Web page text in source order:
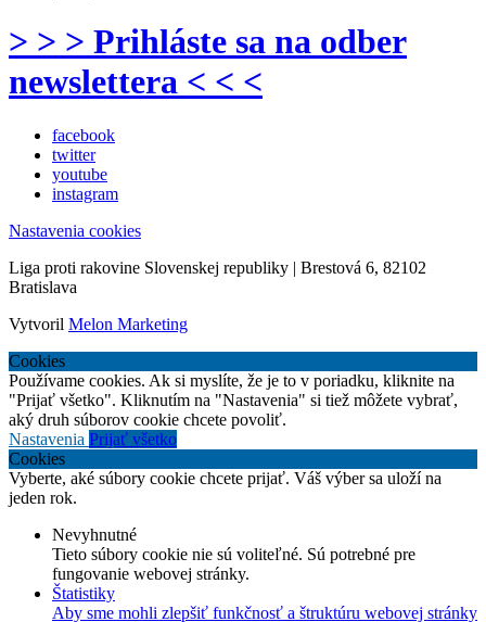
> > > Prihláste sa na odber
newslettera < < <
facebook
twitter
youtube
instagram
Nastavenia cookies
Liga proti rakovine Slovenskej republiky | Brestová 6, 82102
Bratislava
Vytvoril Melon Marketing
Cookies
Používame cookies. Ak si myslíte, že je to v poriadku, kliknite na
"Prijať všetko". Kliknutím na "Nastavenia" si tiež môžete vybrať,
aký druh súborov cookie chcete povoliť.
Nastavenia Prijať všetko
Cookies
Vyberte, aké súbory cookie chcete prijať. Váš výber sa uloží na
jeden rok.
Nevyhnutné
Tieto súbory cookie nie sú voliteľné. Sú potrebné pre
fungovanie webovej stránky.
Štatistiky
Aby sme mohli zlepšiť funkčnosť a štruktúru webovej stránky